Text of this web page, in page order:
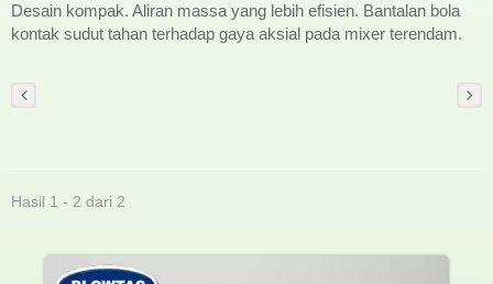
Desain kompak. Aliran massa yang lebih efisien. Bantalan bola
kontak sudut tahan terhadap gaya aksial pada mixer terendam.
Hasil 1 - 2 dari 2